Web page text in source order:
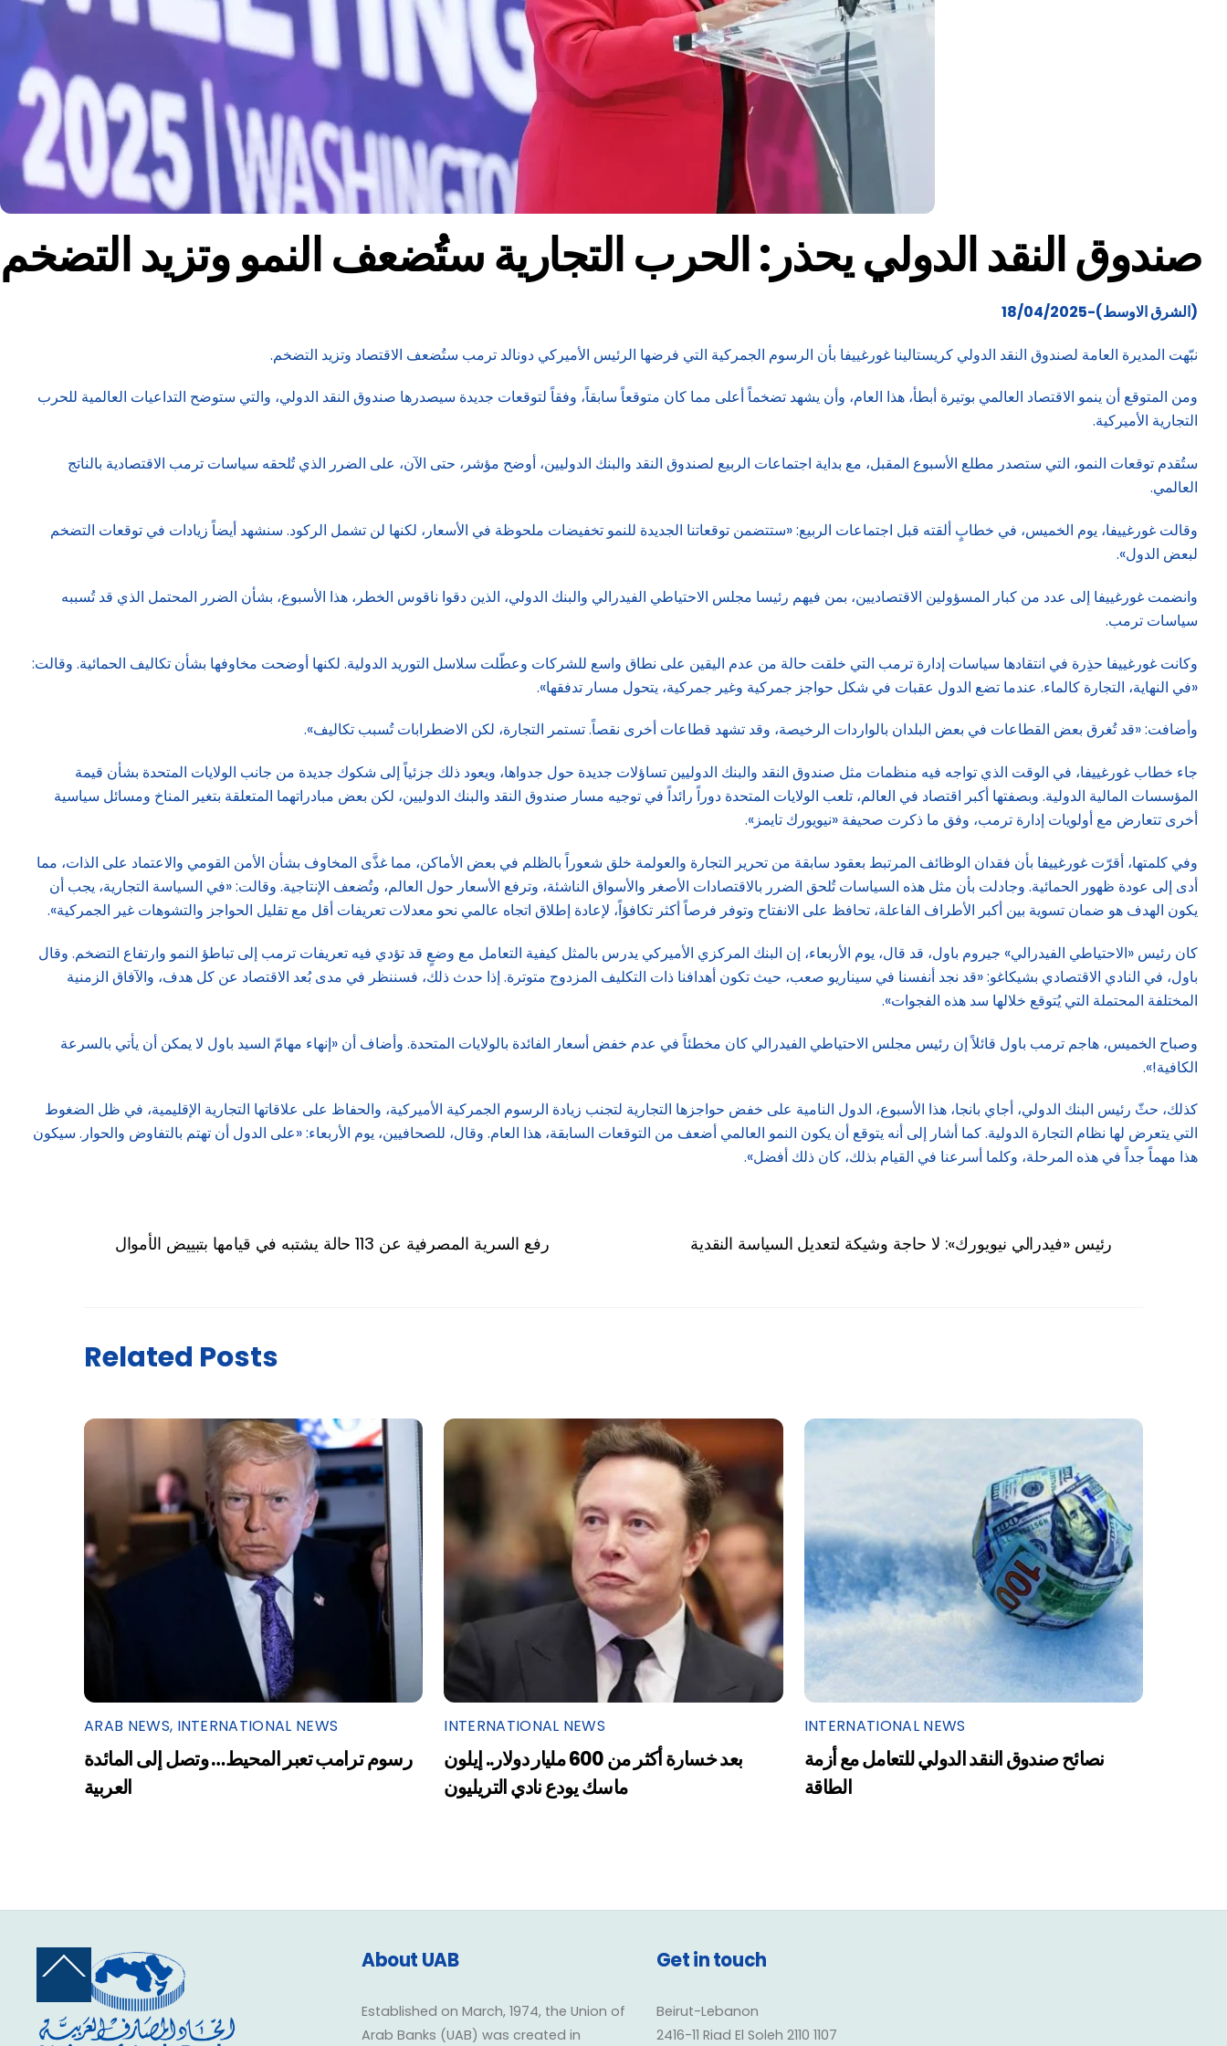
صندوق النقد الدولي يحذر: الحرب التجارية ستُضعف النمو وتزيد التضخم
(الشرق الاوسط)-18/04/2025
نبّهت المديرة العامة لصندوق النقد الدولي كريستالينا غورغييفا بأن الرسوم الجمركية التي فرضها الرئيس الأميركي دونالد ترمب ستُضعف الاقتصاد وتزيد التضخم.
ومن المتوقع أن ينمو الاقتصاد العالمي بوتيرة أبطأ، هذا العام، وأن يشهد تضخماً أعلى مما كان متوقعاً سابقاً، وفقاً لتوقعات جديدة سيصدرها صندوق النقد الدولي، والتي ستوضح التداعيات العالمية للحرب
التجارية الأميركية.
ستُقدم توقعات النمو، التي ستصدر مطلع الأسبوع المقبل، مع بداية اجتماعات الربيع لصندوق النقد والبنك الدوليين، أوضح مؤشر، حتى الآن، على الضرر الذي تُلحقه سياسات ترمب الاقتصادية بالناتج
العالمي.
وقالت غورغييفا، يوم الخميس، في خطابٍ ألقته قبل اجتماعات الربيع: «ستتضمن توقعاتنا الجديدة للنمو تخفيضات ملحوظة في الأسعار، لكنها لن تشمل الركود. سنشهد أيضاً زيادات في توقعات التضخم
لبعض الدول».
وانضمت غورغييفا إلى عدد من كبار المسؤولين الاقتصاديين، بمن فيهم رئيسا مجلس الاحتياطي الفيدرالي والبنك الدولي، الذين دقوا ناقوس الخطر، هذا الأسبوع، بشأن الضرر المحتمل الذي قد تُسببه
سياسات ترمب.
وكانت غورغييفا حذِرة في انتقادها سياسات إدارة ترمب التي خلقت حالة من عدم اليقين على نطاق واسع للشركات وعطّلت سلاسل التوريد الدولية. لكنها أوضحت مخاوفها بشأن تكاليف الحمائية. وقالت:
«في النهاية، التجارة كالماء. عندما تضع الدول عقبات في شكل حواجز جمركية وغير جمركية، يتحول مسار تدفقها».
وأضافت: «قد تُغرق بعض القطاعات في بعض البلدان بالواردات الرخيصة، وقد تشهد قطاعات أخرى نقصاً. تستمر التجارة، لكن الاضطرابات تُسبب تكاليف».
جاء خطاب غورغييفا، في الوقت الذي تواجه فيه منظمات مثل صندوق النقد والبنك الدوليين تساؤلات جديدة حول جدواها، ويعود ذلك جزئياً إلى شكوك جديدة من جانب الولايات المتحدة بشأن قيمة
المؤسسات المالية الدولية. وبصفتها أكبر اقتصاد في العالم، تلعب الولايات المتحدة دوراً رائداً في توجيه مسار صندوق النقد والبنك الدوليين، لكن بعض مبادراتهما المتعلقة بتغير المناخ ومسائل سياسية
أخرى تتعارض مع أولويات إدارة ترمب، وفق ما ذكرت صحيفة «نيويورك تايمز».
وفي كلمتها، أقرّت غورغييفا بأن فقدان الوظائف المرتبط بعقود سابقة من تحرير التجارة والعولمة خلق شعوراً بالظلم في بعض الأماكن، مما غذَّى المخاوف بشأن الأمن القومي والاعتماد على الذات، مما
أدى إلى عودة ظهور الحمائية. وجادلت بأن مثل هذه السياسات تُلحق الضرر بالاقتصادات الأصغر والأسواق الناشئة، وترفع الأسعار حول العالم، وتُضعف الإنتاجية. وقالت: «في السياسة التجارية، يجب أن
يكون الهدف هو ضمان تسوية بين أكبر الأطراف الفاعلة، تحافظ على الانفتاح وتوفر فرصاً أكثر تكافؤاً، لإعادة إطلاق اتجاه عالمي نحو معدلات تعريفات أقل مع تقليل الحواجز والتشوهات غير الجمركية».
كان رئيس «الاحتياطي الفيدرالي» جيروم باول، قد قال، يوم الأربعاء، إن البنك المركزي الأميركي يدرس بالمثل كيفية التعامل مع وضعٍ قد تؤدي فيه تعريفات ترمب إلى تباطؤ النمو وارتفاع التضخم. وقال
باول، في النادي الاقتصادي بشيكاغو: «قد نجد أنفسنا في سيناريو صعب، حيث تكون أهدافنا ذات التكليف المزدوج متوترة. إذا حدث ذلك، فسننظر في مدى بُعد الاقتصاد عن كل هدف، والآفاق الزمنية
المختلفة المحتملة التي يُتوقع خلالها سد هذه الفجوات».
وصباح الخميس، هاجم ترمب باول قائلاً إن رئيس مجلس الاحتياطي الفيدرالي كان مخطئاً في عدم خفض أسعار الفائدة بالولايات المتحدة. وأضاف أن «إنهاء مهامّ السيد باول لا يمكن أن يأتي بالسرعة
الكافية!».
كذلك، حثّ رئيس البنك الدولي، أجاي بانجا، هذا الأسبوع، الدول النامية على خفض حواجزها التجارية لتجنب زيادة الرسوم الجمركية الأميركية، والحفاظ على علاقاتها التجارية الإقليمية، في ظل الضغوط
التي يتعرض لها نظام التجارة الدولية. كما أشار إلى أنه يتوقع أن يكون النمو العالمي أضعف من التوقعات السابقة، هذا العام. وقال، للصحافيين، يوم الأربعاء: «على الدول أن تهتم بالتفاوض والحوار. سيكون
هذا مهماً جداً في هذه المرحلة، وكلما أسرعنا في القيام بذلك، كان ذلك أفضل».
رفع السرية المصرفية عن 113 حالة يشتبه في قيامها بتبييض الأموال رئيس «فيدرالي نيويورك»: لا حاجة وشيكة لتعديل السياسة النقدية
Related Posts
ARAB NEWS, INTERNATIONAL NEWS
رسوم ترامب تعبر المحيط… وتصل إلى المائدة
العربية
INTERNATIONAL NEWS
بعد خسارة أكثر من 600 مليار دولار.. إيلون
ماسك يودع نادي التريليون
INTERNATIONAL NEWS
نصائح صندوق النقد الدولي للتعامل مع أزمة
الطاقة
Back
Top
About UAB
Established on March, 1974, the Union of
Arab Banks (UAB) was created in
Get in touch
Beirut-Lebanon
2416-11 Riad El Soleh 2110 1107